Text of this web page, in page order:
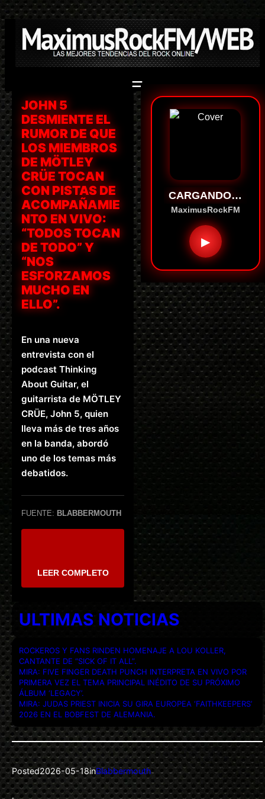
Saltar
al
contenido
JOHN 5
DESMIENTE EL
RUMOR DE QUE
LOS MIEMBROS
DE MÖTLEY
CRÜE TOCAN
CON PISTAS DE
ACOMPAÑAMIE
NTO EN VIVO:
“TODOS TOCAN
DE TODO” Y
“NOS
ESFORZAMOS
MUCHO EN
ELLO”.
En una nueva
entrevista con el
podcast Thinking
About Guitar, el
guitarrista de MÖTLEY
CRÜE, John 5, quien
lleva más de tres años
en la banda, abordó
uno de los temas más
debatidos.
FUENTE: BLABBERMOUTH
LEER COMPLETO
CARGANDO…
MaximusRockFM
▶
ULTIMAS NOTICIAS
ROCKEROS Y FANS RINDEN HOMENAJE A LOU KOLLER,
CANTANTE DE “SICK OF IT ALL”.
MIRA: FIVE FINGER DEATH PUNCH INTERPRETA EN VIVO POR
PRIMERA VEZ EL TEMA PRINCIPAL INÉDITO DE SU PRÓXIMO
ÁLBUM ‘LEGACY’.
MIRA: JUDAS PRIEST INICIA SU GIRA EUROPEA ‘FAITHKEEPERS’
2026 EN EL BOBFEST DE ALEMANIA.
Posted2026-05-18inBlabbermouth